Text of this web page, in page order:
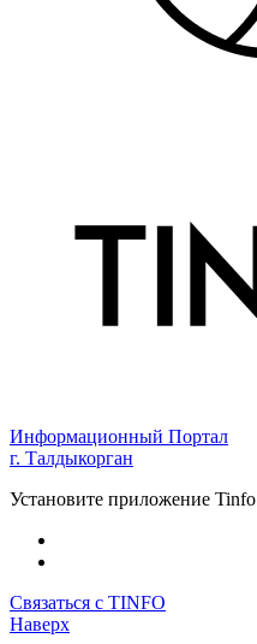
Информационный Портал
г. Талдыкорган
Установите приложение Tinfo
Связаться с TINFO
Наверх